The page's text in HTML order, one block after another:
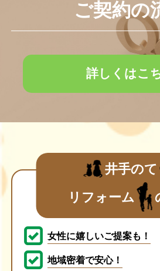
ご契約の
詳しくはこ
井手のて
リフォーム
女性に嬉しいご提案も！
地域密着で安心！